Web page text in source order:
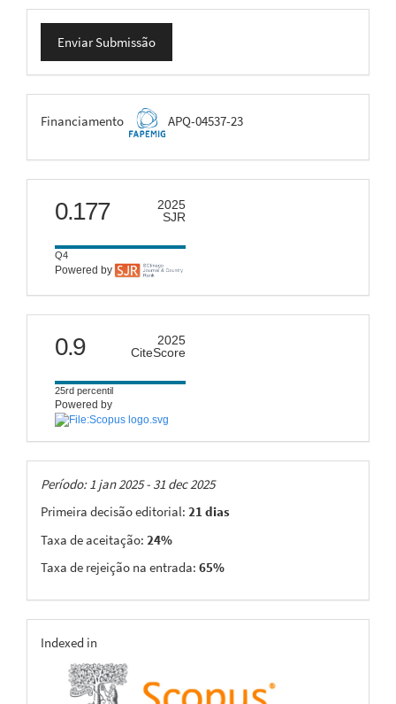
Enviar
Submissão
Enviar Submissão
FAPEMIG
Financiamento APQ-04537-23
scimago
0.177
2025
SJR
Q4
Powered by
citescore
0.9
2025
CiteScore
25rd percentil
Powered by
Taxas
Período: 1 jan 2025 - 31 dec 2025
Primeira decisão editorial: 21 dias
Taxa de aceitação: 24%
Taxa de rejeição na entrada: 65%
indexing
Indexed in